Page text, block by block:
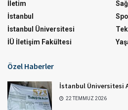
İletim
İstanbul
İstanbul Üniversitesi
İÜ İletişim Fakültesi
Özel Haberler
İstanbul Üniversitesi
22 TEMMUZ 2026